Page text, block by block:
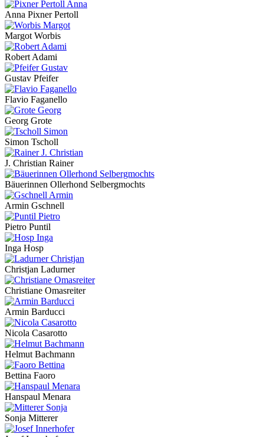
Anna Pixner Pertoll
Margot Worbis
Robert Adami
Gustav Pfeifer
Flavio Faganello
Georg Grote
Simon Tscholl
J. Christian Rainer
Bäuerinnen Ollerhond Selbergmochts
Armin Gschnell
Pietro Puntil
Inga Hosp
Christjan Ladurner
Christiane Omasreiter
Armin Barducci
Nicola Casarotto
Helmut Bachmann
Bettina Faoro
Hanspaul Menara
Sonja Mitterer